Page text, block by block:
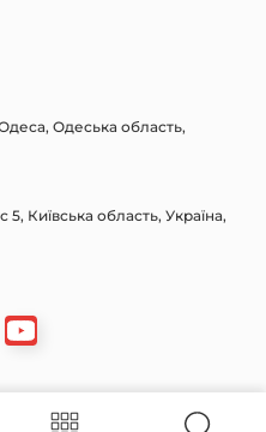
Одеська область,
Київська область, Україна,